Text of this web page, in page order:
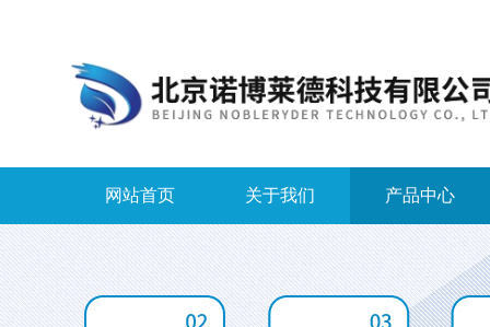
网站首页 关于我们 产品中心